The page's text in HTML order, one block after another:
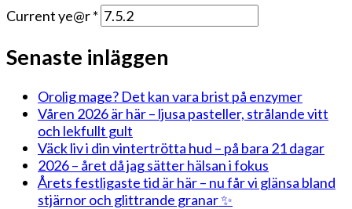
Current ye@r*
Senaste inläggen
Orolig mage? Det kan vara brist på enzymer
Våren 2026 är här – ljusa pasteller, strålande vitt
och lekfullt gult
Väck liv i din vintertrötta hud – på bara 21 dagar
2026 – året då jag sätter hälsan i fokus
Årets festligaste tid är här – nu får vi glänsa bland
stjärnor och glittrande granar ✨